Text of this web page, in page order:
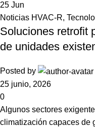
25 Jun
Noticias HVAC-R,
Soluciones retrofit
de unidades
Posted by
25 junio, 2026
0
Algunos sectores
climatización capaces de